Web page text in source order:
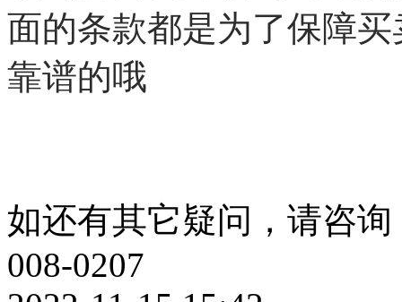
面的条款都是为了保障
靠谱的哦
如还有其它疑问，请咨询
008-0207